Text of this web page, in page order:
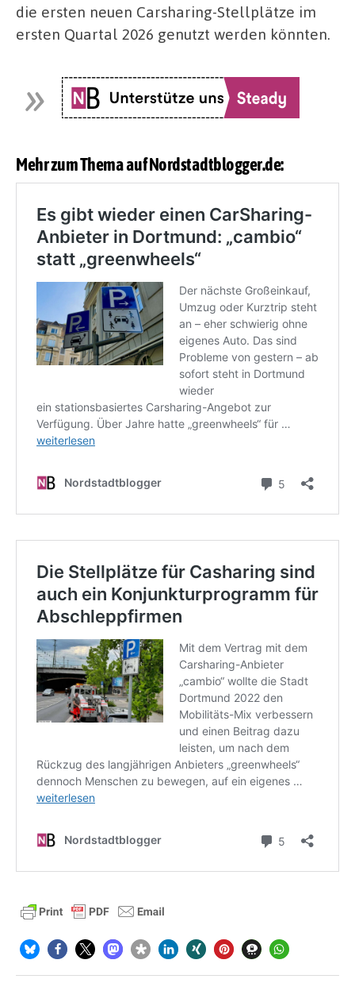
die ersten neuen Carsharing-Stellplätze im
ersten Quartal 2026 genutzt werden könnten.
Mehr zum Thema auf Nordstadtblogger.de: